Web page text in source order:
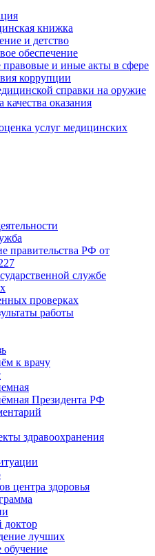
книжка
и детство
обеспечение
и иные акты в сфере
коррупции
справки на оружие
оказания
услуг медицинскиx
правительства РФ от
службе
проверках
работы
к врачу
Президента РФ
здравоохранения
центра здоровья
доктор
лучших
обучение